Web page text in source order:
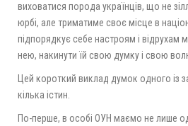
виховатися порода українців, що не
юрбі, але триматиме своє місце в
підпорядкує себе настроям і відрухам
нею, накинути їй свою думку і свою
Цей короткий виклад думок одного із
кілька істин.
По-перше, в особі ОУН маємо не лише